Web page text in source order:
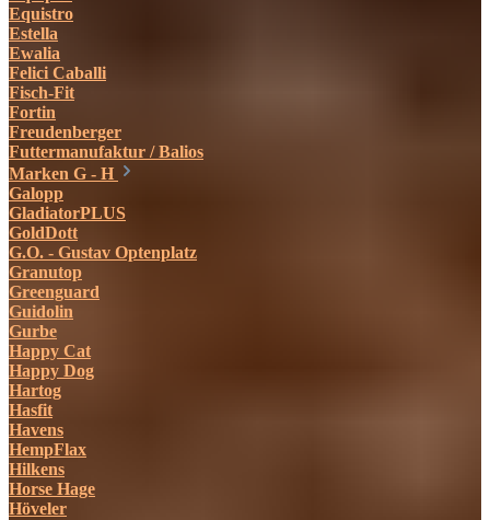
Equistro
Estella
Ewalia
Felici Caballi
Fisch-Fit
Fortin
Freudenberger
Futtermanufaktur / Balios
Marken G - H
Galopp
GladiatorPLUS
GoldDott
G.O. - Gustav Optenplatz
Granutop
Greenguard
Guidolin
Gurbe
Happy Cat
Happy Dog
Hartog
Hasfit
Havens
HempFlax
Hilkens
Horse Hage
Höveler